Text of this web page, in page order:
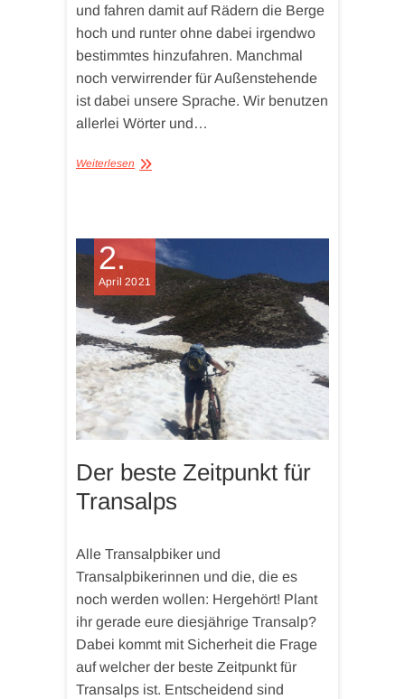
und fahren damit auf Rädern die Berge
hoch und runter ohne dabei irgendwo
bestimmtes hinzufahren. Manchmal
noch verwirrender für Außenstehende
ist dabei unsere Sprache. Wir benutzen
allerlei Wörter und…
Weiterlesen
2.
April 2021
Der beste Zeitpunkt für
Transalps
Alle Transalpbiker und
Transalpbikerinnen und die, die es
noch werden wollen: Hergehört! Plant
ihr gerade eure diesjährige Transalp?
Dabei kommt mit Sicherheit die Frage
auf welcher der beste Zeitpunkt für
Transalps ist. Entscheidend sind